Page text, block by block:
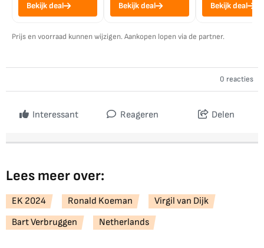
Bekijk deal Bekijk deal Bekijk deal
Prijs en voorraad kunnen wijzigen. Aankopen lopen via de partner.
0 reacties
Interessant Reageren Delen
Lees meer over:
EK 2024 Ronald Koeman
Virgil van Dijk
Bart Verbruggen
Netherlands